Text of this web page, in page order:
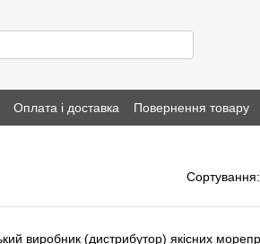
Оплата і доставка Повернення товару
Сортування:
виробник (дистрибутор) якісних